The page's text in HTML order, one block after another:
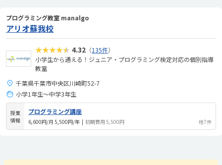
プログラミング教室 manalgo
アリオ蘇我校
★★★★★ 4.32 （135件）
小学生から通える！ジュニア・プログラミング検定対応の個別指導
教室
千葉県千葉市中央区川崎町52-7
小学1年生～中学3年生
授業
情報
プログラミング講座
6,600円/月 5,500円/年 | 初期費用 5,500円 他7件